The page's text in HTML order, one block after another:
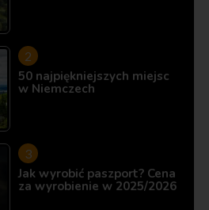
50 najpiękniejszych miejsc
w Niemczech
Jak wyrobić paszport? Cena
za wyrobienie w 2025/2026